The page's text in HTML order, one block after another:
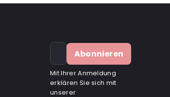
Abonnieren
Mit Ihrer Anmeldung
erklären Sie sich mit
unserer